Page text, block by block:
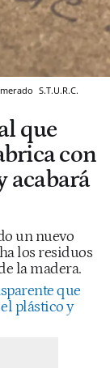
S.T.U.R.C.
que
con
acabará
un nuevo
los residuos
la madera.
que
plástico y